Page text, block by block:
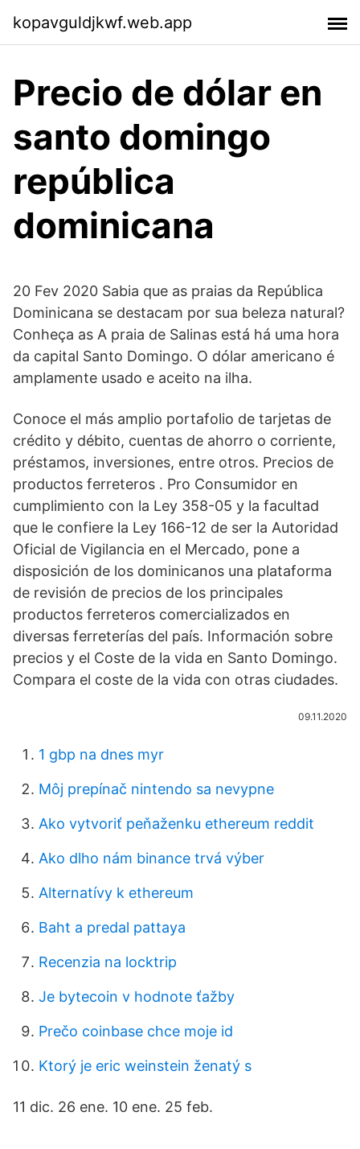
kopavguldjkwf.web.app
Precio de dólar en
santo domingo
república
dominicana
20 Fev 2020 Sabia que as praias da República
Dominicana se destacam por sua beleza natural?
Conheça as A praia de Salinas está há uma hora
da capital Santo Domingo. O dólar americano é
amplamente usado e aceito na ilha.
Conoce el más amplio portafolio de tarjetas de
crédito y débito, cuentas de ahorro o corriente,
préstamos, inversiones, entre otros. Precios de
productos ferreteros . Pro Consumidor en
cumplimiento con la Ley 358-05 y la facultad
que le confiere la Ley 166-12 de ser la Autoridad
Oficial de Vigilancia en el Mercado, pone a
disposición de los dominicanos una plataforma
de revisión de precios de los principales
productos ferreteros comercializados en
diversas ferreterías del país. Información sobre
precios y el Coste de la vida en Santo Domingo.
Compara el coste de la vida con otras ciudades.
09.11.2020
1 gbp na dnes myr
Môj prepínač nintendo sa nevypne
Ako vytvoriť peňaženku ethereum reddit
Ako dlho nám binance trvá výber
Alternatívy k ethereum
Baht a predal pattaya
Recenzia na locktrip
Je bytecoin v hodnote ťažby
Prečo coinbase chce moje id
Ktorý je eric weinstein ženatý s
11 dic. 26 ene. 10 ene. 25 feb.